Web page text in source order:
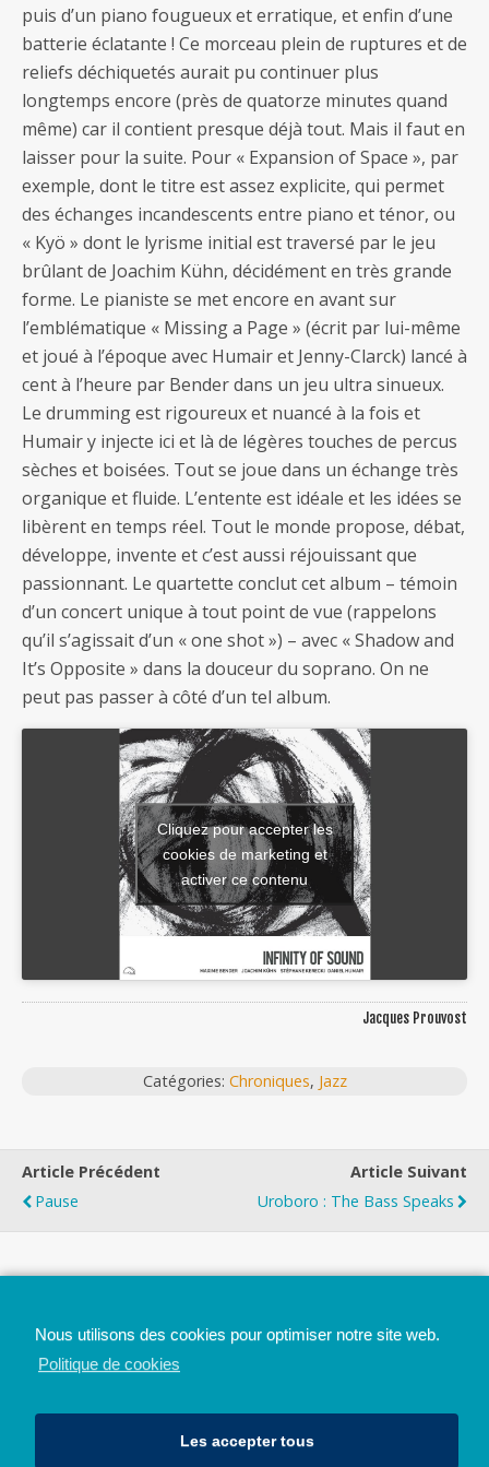
puis d’un piano fougueux et erratique, et enfin d’une
batterie éclatante ! Ce morceau plein de ruptures et de
reliefs déchiquetés aurait pu continuer plus
longtemps encore (près de quatorze minutes quand
même) car il contient presque déjà tout. Mais il faut en
laisser pour la suite. Pour « Expansion of Space », par
exemple, dont le titre est assez explicite, qui permet
des échanges incandescents entre piano et ténor, ou
« Kyö » dont le lyrisme initial est traversé par le jeu
brûlant de Joachim Kühn, décidément en très grande
forme. Le pianiste se met encore en avant sur
l’emblématique « Missing a Page » (écrit par lui-même
et joué à l’époque avec Humair et Jenny-Clarck) lancé à
cent à l’heure par Bender dans un jeu ultra sinueux.
Le drumming est rigoureux et nuancé à la fois et
Humair y injecte ici et là de légères touches de percus
sèches et boisées. Tout se joue dans un échange très
organique et fluide. L’entente est idéale et les idées se
libèrent en temps réel. Tout le monde propose, débat,
développe, invente et c’est aussi réjouissant que
passionnant. Le quartette conclut cet album – témoin
d’un concert unique à tout point de vue (rappelons
qu’il s’agissait d’un « one shot ») – avec « Shadow and
It’s Opposite » dans la douceur du soprano. On ne
peut pas passer à côté d’un tel album.
Cliquez pour accepter les
cookies de marketing et
activer ce contenu
Jacques Prouvost
Catégories: Chroniques, Jazz
Article Précédent
Pause
Article Suivant
Uroboro : The Bass Speaks
Nous utilisons des cookies pour optimiser notre site web.
Politique de cookies
Les accepter tous